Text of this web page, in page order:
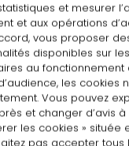
nous nous
verts au cœur des
Pau au cours du
du
et mesurer
et aux opérations
vous proposer
disponibles sur
au
les cookies
Vous pouvez
et changer d’avis
les cookies »
pas accepter